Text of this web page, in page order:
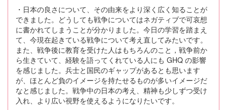
・日本の良さについて、その由来をより深く広く知ることが
できました。どうしても戦争についてはネガティブで可哀想
に書かれてしまうことが分かりました。今日の学習を踏まえ
て、今現在起きている戦争について考え直してみたいです。
また、戦争後に教育を受けた人はもちろんのこと，戦争前か
ら生きていて、経験を語ってくれている人にも GHQ の影響
を感じました。兵士と国民のギャップがあるとも思います
が、ほとんど負のイメージを持たせるものが多いイメージだ
なと感じました。戦争中の日本の考え、精神も少しずつ受け
入れ、より広い視野を使えるようになりたいです。